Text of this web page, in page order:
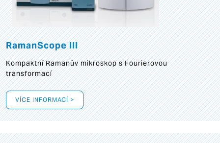
RamanScope III
Kompaktní Ramanův mikroskop s Fourierovou
transformací
VÍCE INFORMACÍ >